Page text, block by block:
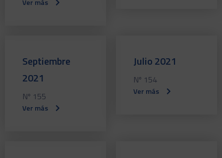
Ver más
Septiembre
2021
Nº 155
Ver más
Julio 2021
Nº 154
Ver más